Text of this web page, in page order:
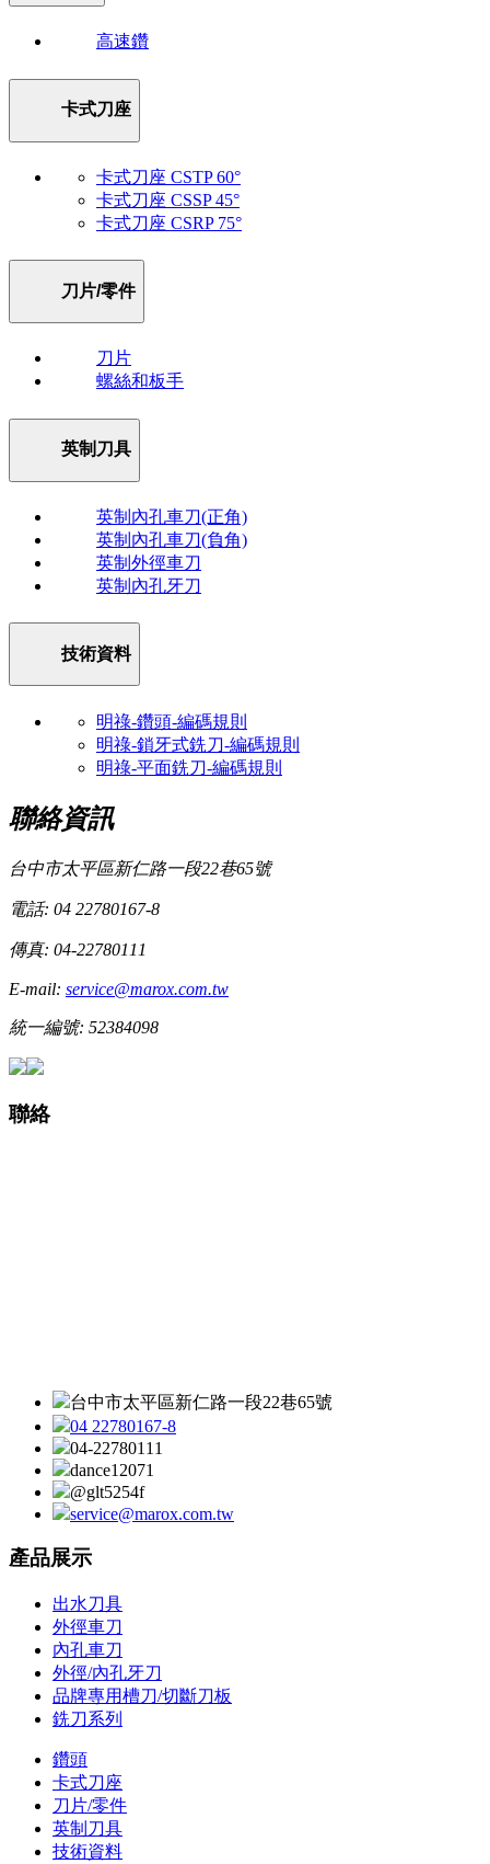
高速鑽
卡式刀座
卡式刀座 CSTP 60°
卡式刀座 CSSP 45°
卡式刀座 CSRP 75°
刀片/零件
刀片
螺絲和板手
英制刀具
英制內孔車刀(正角)
英制內孔車刀(負角)
英制外徑車刀
英制內孔牙刀
技術資料
明祿-鑽頭-編碼規則
明祿-鎖牙式銑刀-編碼規則
明祿-平面銑刀-編碼規則
聯絡資訊
台中市太平區新仁路一段22巷65號
電話: 04 22780167-8
傳真: 04-22780111
E-mail: service@marox.com.tw
統一編號: 52384098
聯絡
台中市太平區新仁路一段22巷65號
04 22780167-8
04-22780111
dance12071
@glt5254f
service@marox.com.tw
產品展示
出水刀具
外徑車刀
內孔車刀
外徑/內孔牙刀
品牌專用槽刀/切斷刀板
銑刀系列
鑽頭
卡式刀座
刀片/零件
英制刀具
技術資料